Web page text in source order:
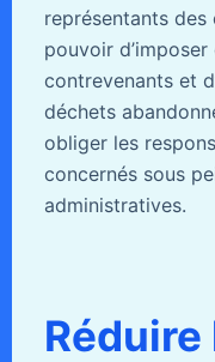
représentants
pouvoir
contrevenants et
déchets
obliger les
concernés sous
administratives.
Réduire